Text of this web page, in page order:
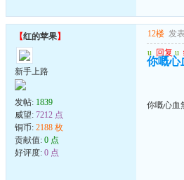
【红的苹果】
新手上路
发帖: 1839
威望: 7212 点
铜币: 2188 枚
贡献值: 0 点
好评度: 0 点
12楼 发
u 回复 u
你嘅心
你嘅心血